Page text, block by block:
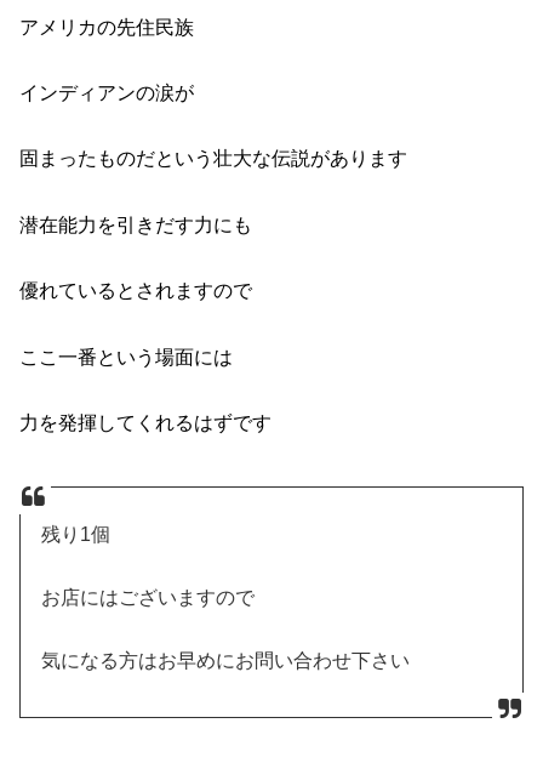
アメリカの先住民族
インディアンの涙が
固まったものだという壮大な伝説があります
潜在能力を引きだす力にも
優れているとされますので
ここ一番という場面には
力を発揮してくれるはずです
残り1個
お店にはございますので
気になる方はお早めにお問い合わせ下さい